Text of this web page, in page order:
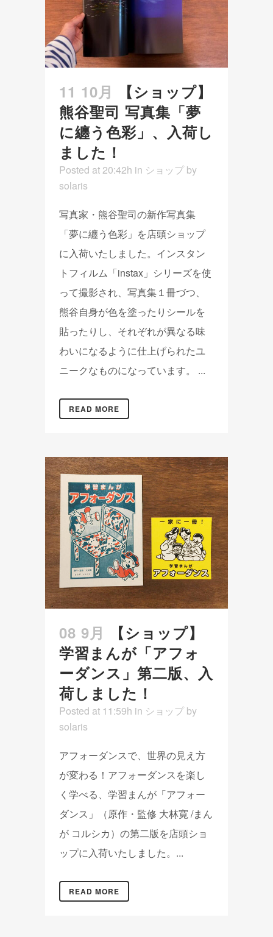
11 10月
【ショップ】
熊谷聖司 写真集「夢
に纏う色彩」、入荷し
ました！
Posted at 20:42h in ショップ by
solaris
写真家・熊谷聖司の新作写真集
「夢に纏う色彩」を店頭ショップ
に入荷いたしました。インスタン
トフィルム「instax」シリーズを使
って撮影され、写真集１冊づつ、
熊谷自身が色を塗ったりシールを
貼ったりし、それぞれが異なる味
わいになるように仕上げられたユ
ニークなものになっています。 ...
READ MORE
08 9月
【ショップ】
学習まんが「アフォ
ーダンス」第二版、入
荷しました！
Posted at 11:59h in ショップ by
solaris
アフォーダンスで、世界の見え方
が変わる！アフォーダンスを楽し
く学べる、学習まんが「アフォー
ダンス」（原作・監修 大林寛 /まん
が コルシカ）の第二版を店頭ショ
ップに入荷いたしました。...
READ MORE